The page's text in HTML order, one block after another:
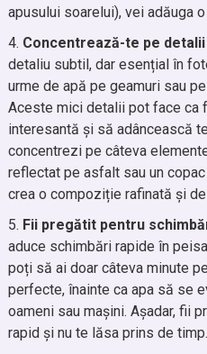
apusului soarelui), vei adăuga
Concentrează-te pe detalii
detaliu subtil, dar esențial în
urme de apă pe geamuri sau
Aceste mici detalii pot face ca
interesantă și să adâncească
concentrezi pe câteva
reflectat pe asfalt sau un
crea o compoziție rafinată și
Fii pregătit pentru
aduce schimbări rapide în
poți să ai doar câteva minute
perfecte, înainte ca apa să se
oameni sau mașini. Așadar, fii
rapid și nu te lăsa prins de timp.